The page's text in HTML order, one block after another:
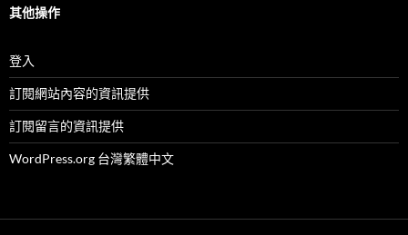
字:
其他操作
登入
訂閱網站內容的資訊提供
訂閱留言的資訊提供
WordPress.org 台灣繁體中文